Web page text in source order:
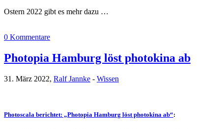
Ostern 2022 gibt es mehr dazu …
0 Kommentare
Photopia Hamburg löst photokina ab
31. März 2022, Ralf Jannke - Wissen
Photoscala berichtet: „Photopia Hamburg löst photokina ab“: